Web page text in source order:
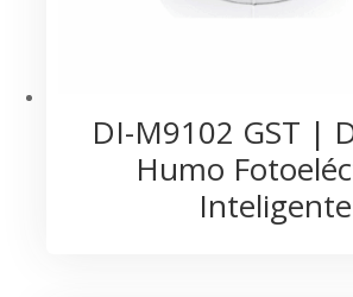
DI-M9102 GST |
Humo
Inteligente